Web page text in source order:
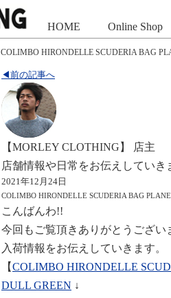
HOME Online Shop
COLIMBO HIRONDELLE SCUDERIA BAG
◀前の記事へ
【MORLEY CLOTHING】 店主
店舗情報や日常をお伝えしていき
2021年12月24日
COLIMBO HIRONDELLE SCUDERIA BAG PLANE
こんばんわ!!
今回もご覧頂きありがとうござい
入荷情報をお伝えしていきます。
【COLIMBO HIRONDELLE
DULL GREEN ↓